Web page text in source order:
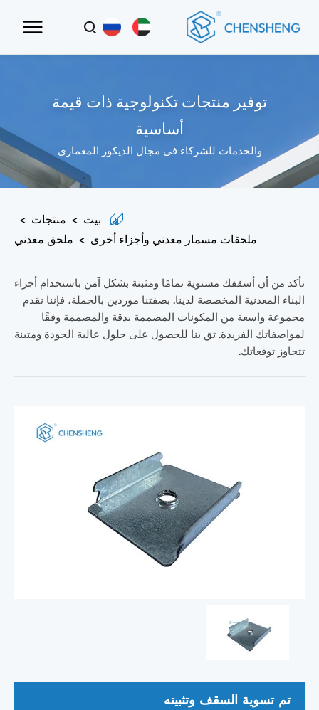
توفير منتجات تكنولوجية ذات قيمة
أساسية
والخدمات للشركاء في مجال الديكور المعماري
بيت > منتجات >
ملحقات مسمار معدني وأجزاء أخرى > ملحق معدني
تأكد من أن أسقفك مستوية تمامًا ومثبتة بشكل آمن باستخدام أجزاء
البناء المعدنية المخصصة لدينا. بصفتنا موردين بالجملة، فإننا نقدم
مجموعة واسعة من المكونات المصممة بدقة والمصممة وفقًا
لمواصفاتك الفريدة. ثق بنا للحصول على حلول عالية الجودة ومتينة
تتجاوز توقعاتك.
تم تسوية السقف وتثبيته